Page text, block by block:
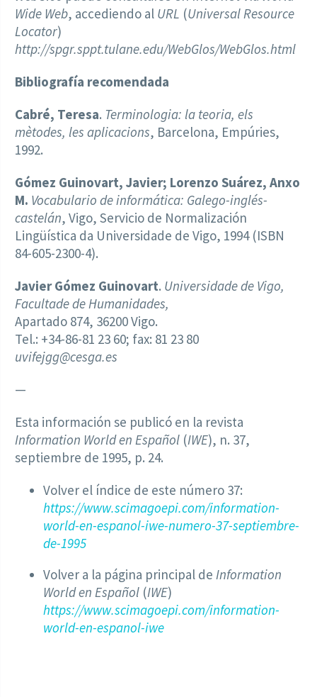
Wide Web, accediendo al URL (Universal Resource
Locator)
http://spgr.sppt.tulane.edu/WebGlos/WebGlos.html
Bibliografía recomendada
Cabré, Teresa. Terminologia: la teoria, els
mètodes, les aplicacions, Barcelona, Empúries,
1992.
Gómez Guinovart, Javier; Lorenzo Suárez, Anxo
M. Vocabulario de informática: Galego-inglés-
castelán, Vigo, Servicio de Normalización
Lingüística da Universidade de Vigo, 1994 (ISBN
84-605-2300-4).
Javier Gómez Guinovart. Universidade de Vigo,
Facultade de Humanidades,
Apartado 874, 36200 Vigo.
Tel.: +34-86-81 23 60; fax: 81 23 80
uvifejgg@cesga.es
—
Esta información se publicó en la revista
Information World en Español (IWE), n. 37,
septiembre de 1995, p. 24.
Volver el índice de este número 37:
https://www.scimagoepi.com/information-
world-en-espanol-iwe-numero-37-septiembre-
de-1995
Volver a la página principal de Information
World en Español (IWE)
https://www.scimagoepi.com/information-
world-en-espanol-iwe